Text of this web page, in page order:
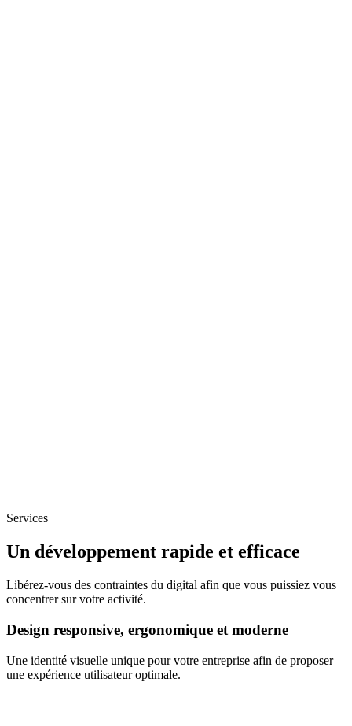
Services
Un développement rapide et efficace
Libérez-vous des contraintes du digital afin que vous puissiez vous
concentrer sur votre activité.
Design responsive, ergonomique et moderne
Une identité visuelle unique pour votre entreprise afin de proposer
une expérience utilisateur optimale.